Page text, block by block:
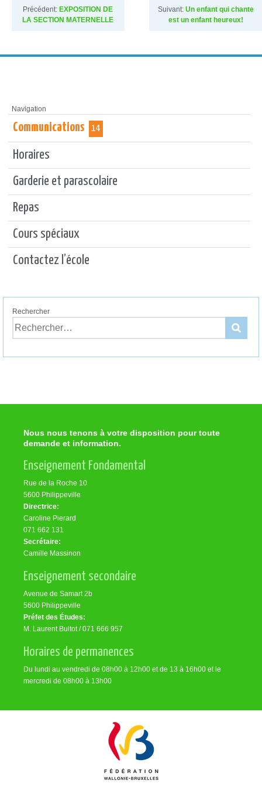
Navigation
Communications 14
Horaires
Garderie et parascolaire
Repas
Cours spéciaux
Contactez l’école
Rechercher
Précédent: EXPOSITION DE
LA SECTION MATERNELLE
Suivant: Un enfant qui chante
est un enfant heureux!
Nous nous tenons à votre disposition pour toute
demande et information.
Enseignement Fondamental
Rue de la Roche 10
5600 Philippeville
Directrice:
Caroline Pierard
071 662 131
Secrétaire:
Camille Massinon
Enseignement secondaire
Avenue de Samart 2b
5600 Philippeville
Préfet des Études:
M. Laurent Bultot / 071 666 957
Horaires de permanences
Du lundi au vendredi de 08h00 à 12h00 et de 13 à 16h00 et le
mercredi de 08h00 à 13h00